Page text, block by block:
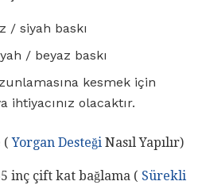
/ siyah baskı
/ beyaz baskı
kesmek için
ihtiyacınız olacaktır.
(Yorgan Desteği Nasıl Yapılır)
inç çift kat bağlama ( Sürekli